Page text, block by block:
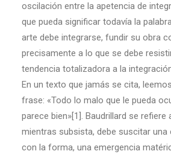
oscilación entre la apetencia de
que pueda significar todavía la
arte debe integrarse, fundir su obra
precisamente a lo que se debe
tendencia totalizadora a la
En un texto que jamás se cita,
frase: «Todo lo malo que le pueda
parece bien»[1]. Baudrillard se refiere
mientras subsista, debe suscitar
con la forma, una emergencia